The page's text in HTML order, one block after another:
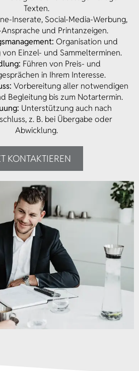
Texten.
Inserate, Social-Media-Werbung,
und Printanzeigen.
Organisation und
Einzel- und Sammelterminen.
Führen von Preis- und
in Ihrem Interesse.
Vorbereitung aller notwendigen
Begleitung bis zum Notartermin.
Unterstützung auch nach
z. B. bei Übergabe oder
Abwicklung.
KONTAKTIEREN